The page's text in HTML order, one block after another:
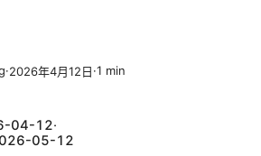
·2026年4月12日·1 min
04-12·
05-12